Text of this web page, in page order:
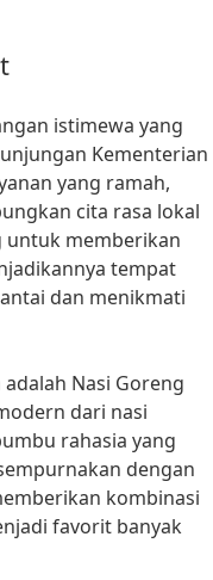
istimewa yang
Kementerian
yang ramah,
cita rasa lokal
untuk memberikan
tempat
dan menikmati
Nasi Goreng
dari nasi
rahasia yang
dengan
kombinasi
favorit banyak